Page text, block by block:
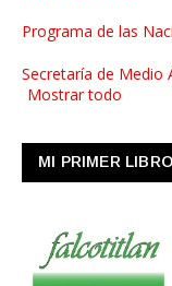
Programa de las
Secretaría de Medio
Mostrar todo
MI PRIMER